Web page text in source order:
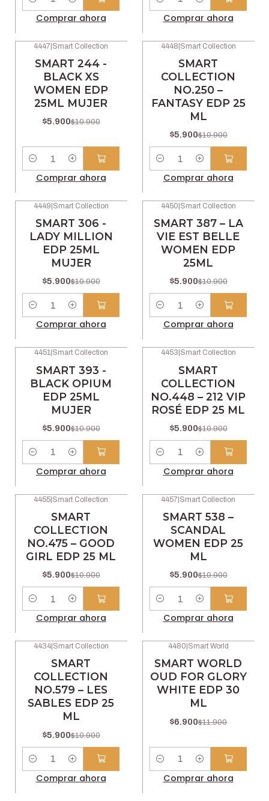
Cantidad
Comprar ahora
Cantidad
Comprar ahora
4447|Smart Collection
SMART 244 -
BLACK XS
WOMEN EDP
25ML MUJER
$5.900$10.900
Cantidad
Comprar ahora
4448|Smart Collection
SMART
COLLECTION
NO.250 –
FANTASY EDP 25
ML
$5.900$10.900
Cantidad
Comprar ahora
4449 Smart Collection
SMART 306 -
LADY MILLION
EDP 25ML
MUJER
$5.900$10.900
Comprar ahora
4450 Smart Collection
SMART 387 – LA
VIE EST BELLE
WOMEN EDP
25ML
$5.900$10.900
Comprar ahora
4451| Smart Collection
SMART 393 -
BLACK OPIUM
EDP 25ML
MUJER
$5.900$10.900
Cantidad
Comprar ahora
4453 Smart Collection
SMART
COLLECTION
NO.448 – 212 VIP
ROSÉ EDP 25 ML
$5.900$10.900
Cantidad
Comprar ahora
4455|Smart Collection
SMART
COLLECTION
NO.475 – GOOD
GIRL EDP 25 ML
$5.900$10.900
Comprar ahora
4457|Smart Collection
SMART 538 –
SCANDAL
WOMEN EDP 25
ML
$5.900$10.900
Comprar ahora
4434| Smart Collection
SMART
COLLECTION
NO.579 – LES
SABLES EDP 25
ML
$5.900$10.900
Cantidad
Comprar ahora
4480 Smart World
SMART WORLD
OUD FOR GLORY
WHITE EDP 30
ML
$6.900$11.900
Cantidad
Comprar ahora